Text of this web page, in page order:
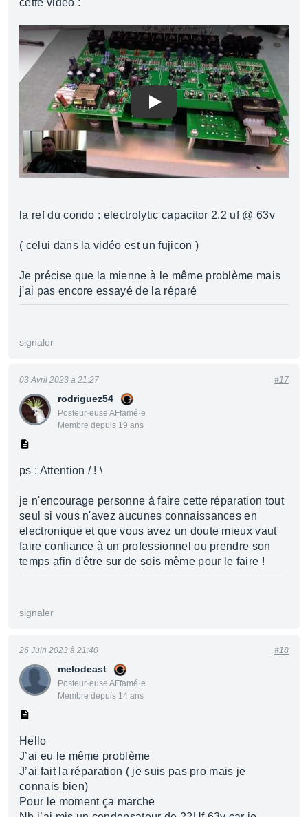
cette vidéo :
Play
la ref du condo : electrolytic capacitor 2.2 uf @ 63v
( celui dans la vidéo est un fujicon )
Je précise que la mienne à le même problème mais
j'ai pas encore essayé de la réparé
signaler
rodriguez54
Posteur·euse AFfamé·e
Membre depuis 19 ans
03 Avril 2023 à 21:27 #17
ps : Attention / ! \
je n'encourage personne à faire cette réparation tout
seul si vous n'avez aucunes connaissances en
electronique et que vous avez un doute mieux vaut
faire confiance à un professionnel ou prendre son
temps afin d'être sur de sois même pour le faire !
signaler
melodeast
Posteur·euse AFfamé·e
Membre depuis 14 ans
26 Juin 2023 à 21:40 #18
Hello
J’ai eu le même problème
J’ai fait la réparation ( je suis pas pro mais je
connais bien)
Pour le moment ça marche